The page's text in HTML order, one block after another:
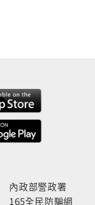
內政部警政署
165全民防騙網